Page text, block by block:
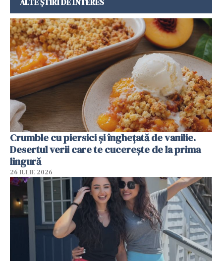
Crumble cu piersici și înghețată de vanilie.
Desertul verii care te cucerește de la prima
lingură
26 IULIE 2026